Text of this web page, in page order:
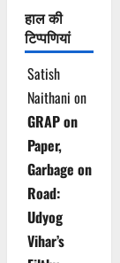
हाल की
टिप्पणियां
Satish
Naithani on
GRAP on
Paper,
Garbage on
Road:
Udyog
Vihar’s